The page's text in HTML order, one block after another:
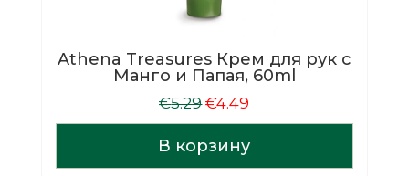
Athena Treasures Крем для рук с
Манго и Папая, 60ml
€5.29Первоначальная
цена
составляла
€5.29.
€4.49
цена:
€4.49.
В корзину